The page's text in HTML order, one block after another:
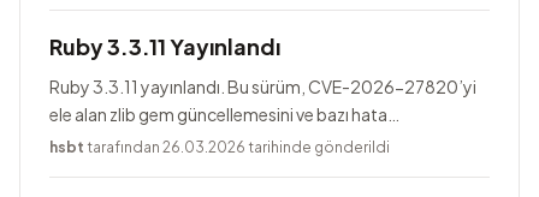
Ruby 3.3.11 Yayınlandı
Ruby 3.3.11 yayınlandı. Bu sürüm, CVE-2026-27820’yi
ele alan zlib gem güncellemesini ve bazı hata
düzeltmelerini içerir.
hsbt tarafından 26.03.2026 tarihinde gönderildi